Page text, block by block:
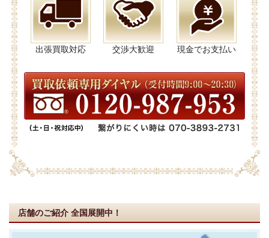
出張買取対応 交渉大歓迎 現金でお支払い
店舗のご紹介 全国展開中！